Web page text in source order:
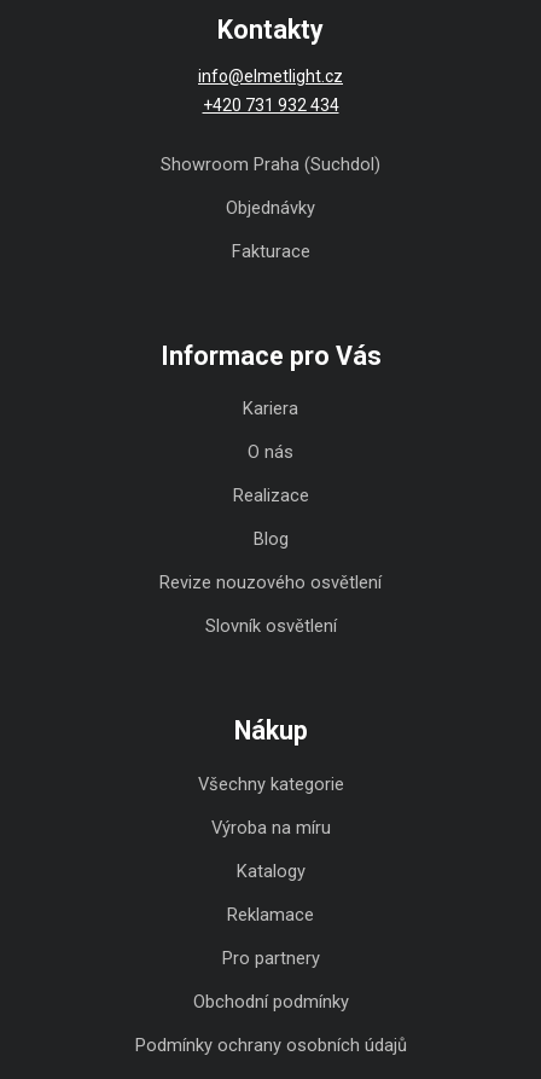
Kontakty
info@elmetlight.cz
+420 731 932 434
Showroom Praha (Suchdol)
Objednávky
Fakturace
Informace pro Vás
Kariera
O nás
Realizace
Blog
Revize nouzového osvětlení
Slovník osvětlení
Nákup
Všechny kategorie
Výroba na míru
Katalogy
Reklamace
Pro partnery
Obchodní podmínky
Podmínky ochrany osobních údajů